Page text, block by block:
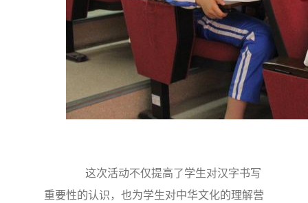
这次活动不仅提高了学生对汉字书写
重要性的认识，也为学生对中华文化的理解营